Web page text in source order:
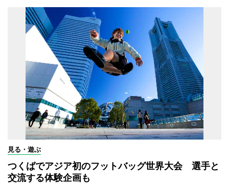
見る・遊ぶ
つくばでアジア初のフットバッグ世界大会 選手と
交流する体験企画も